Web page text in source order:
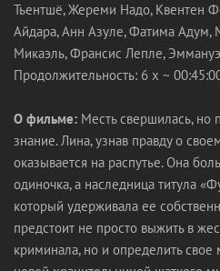
Тьентшё, Жереми Надо, Квентен
Айдара, Анн Азуле, Фатима Адум,
Микаэль, Франсис Лепле,
Продолжительность: 6 х ~
О фильме: Месть свершилась, но
знание. Лина, узнав правду о
оказывается на распутье. Она
одиночка, а наследница титула
который удерживала ее
предстоит не просто выжить в
криминала, но и определить свое